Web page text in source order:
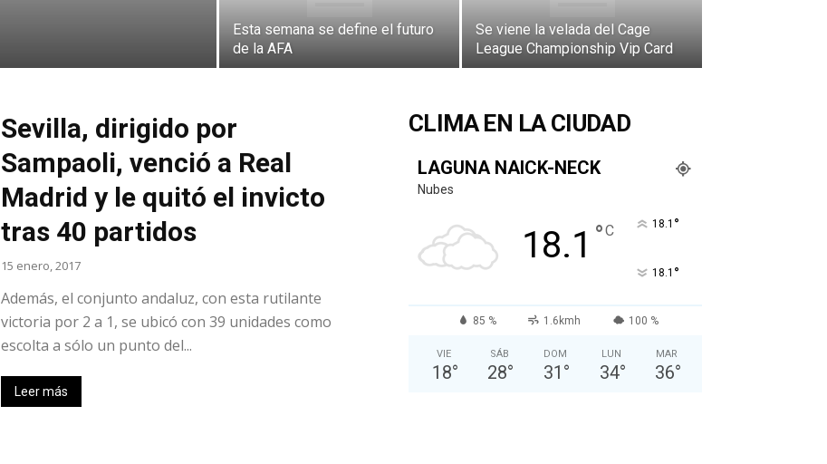
Verdad
Esta semana se define el futuro
de la AFA
Se viene la velada del Cage
League Championship Vip Card
Sevilla, dirigido por
Sampaoli, venció a Real
Madrid y le quitó el invicto
tras 40 partidos
15 enero, 2017
Además, el conjunto andaluz, con esta rutilante
victoria por 2 a 1, se ubicó con 39 unidades como
escolta a sólo un punto del...
Leer más
CLIMA EN LA CIUDAD
LAGUNA NAICK-NECK
Nubes
18.1 °C 18.1 °
18.1 °
85 % 1.6kmh 100 %
VIE
18°
SÁB
28°
DOM
31 °
LUN
34°
MAR
36°